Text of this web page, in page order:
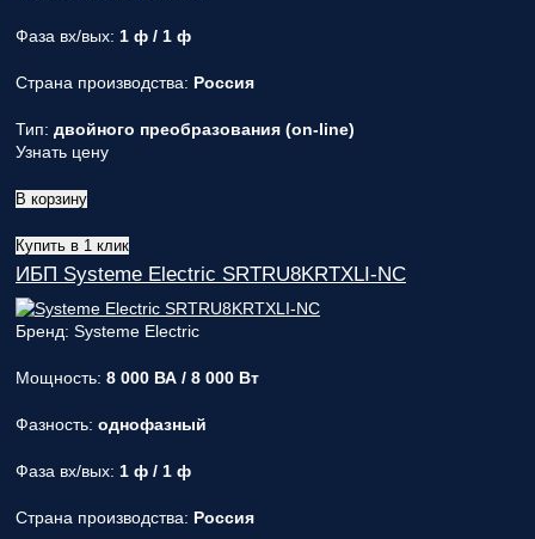
Фаза вх/вых: 1 ф / 1 ф
Страна производства: Россия
Тип: двойного преобразования (on-line)
Узнать цену
В корзину
Купить в 1 клик
ИБП Systeme Electric SRTRU8KRTXLI-NC
Бренд: Systeme Electric
Мощность: 8 000 ВА / 8 000 Вт
Фазность: однофазный
Фаза вх/вых: 1 ф / 1 ф
Страна производства: Россия